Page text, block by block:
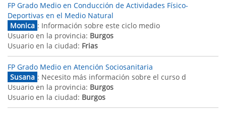
FP Grado Medio en Conducción de Actividades Físico-
Deportivas en el Medio Natural
Monica : Información sobre este ciclo medio
Usuario en la provincia: Burgos
Usuario en la ciudad: Frias
FP Grado Medio en Atención Sociosanitaria
Susana : Necesito más información sobre el curso d
Usuario en la provincia: Burgos
Usuario en la ciudad: Burgos